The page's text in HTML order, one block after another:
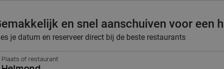
en snel aanschuiven voor een
je datum en reserveer direct bij de beste restaurants
Plaats of restaurant